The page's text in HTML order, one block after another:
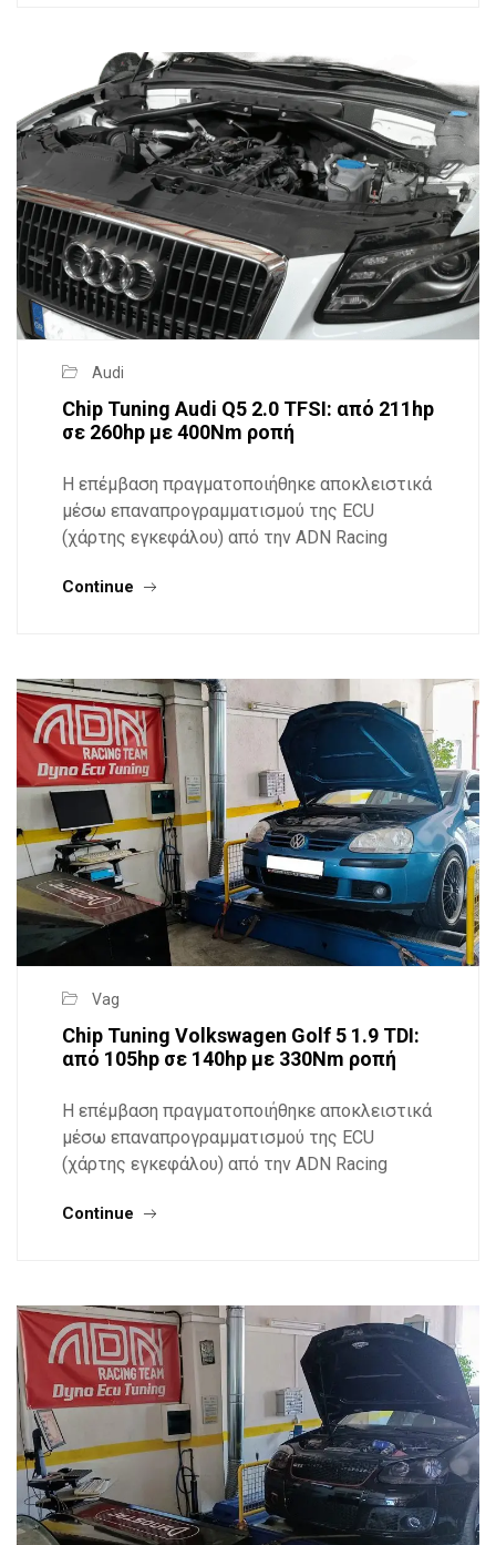
Audi
Chip Tuning Audi Q5 2.0 TFSI: από 211hp
σε 260hp με 400Nm ροπή
Η επέμβαση πραγματοποιήθηκε αποκλειστικά
μέσω επαναπρογραμματισμού της ECU
(χάρτης εγκεφάλου) από την ADN Racing
Continue
Vag
Chip Tuning Volkswagen Golf 5 1.9 TDI:
από 105hp σε 140hp με 330Nm ροπή
Η επέμβαση πραγματοποιήθηκε αποκλειστικά
μέσω επαναπρογραμματισμού της ECU
(χάρτης εγκεφάλου) από την ADN Racing
Continue